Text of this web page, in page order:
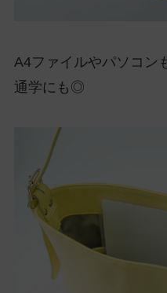
A4ファイルやパソコン
通学にも◎